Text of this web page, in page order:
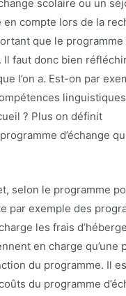
scolaire ou un
compte lors de la
que le
Il faut donc bien
l’on a. Est-on par
? Plus on définit
d’échange
selon le programme
par exemple des
les frais
en charge qu’une
du programme. Il
du programme